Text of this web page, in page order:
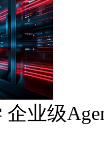
企业级